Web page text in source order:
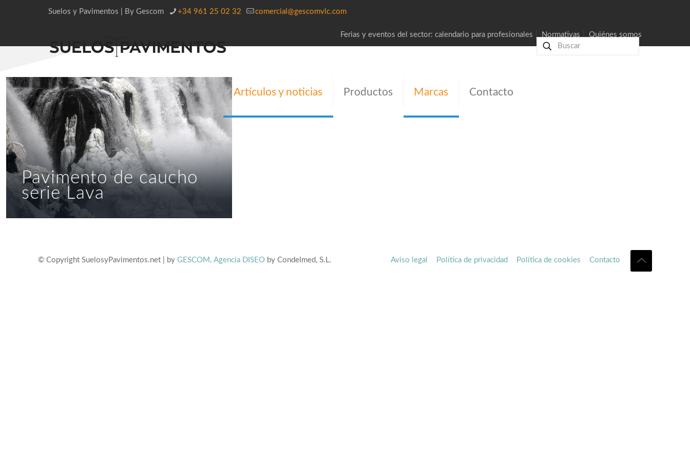
Suelos y Pavimentos | By Gescom +34 961 25 02 32 comercial@gescomvlc.com
Ferias y eventos del sector: calendario para profesionales Normativas Quiénes somos
Artículos y noticias Productos Marcas Contacto
Pavimento de caucho
serie Lava
© Copyright SuelosyPavimentos.net | by GESCOM . Agencia DISEO by Condelmed, S.L. Aviso legal Política de privacidad Política de cookies Contacto